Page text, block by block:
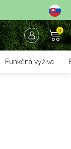
0
Funkčná výživa